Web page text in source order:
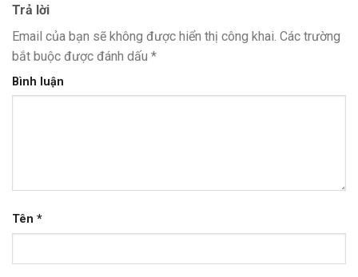
Trả lời
Email của bạn sẽ không được hiển thị công khai. Các trường
bắt buộc được đánh dấu *
Bình luận
Tên *